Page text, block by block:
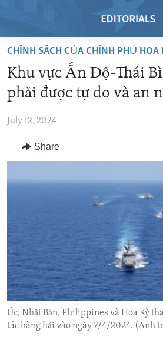
Skip
main
content
Skip
to
Navigation
Skip
to
HOME
VIDEO
RADIO
REGIONS
AFRICA
TOPICS
DEMOCRACY AND GOVERNANCE
ECONOMY AND TRADE
ENVIRONMENT AND HEALTH
IDEALS AND INSTITUTIONS
CHÍNH SÁCH CỦA CHÍNH PHỦ HOA
Khu vực Ấn Ðộ-Thái
phải được tự do và an
July 12, 2024
Share
Úc, Nhật Bản, Philippines và Hoa Kỳ
tác hàng hải vào ngày 7/4/2024. (Ảnh